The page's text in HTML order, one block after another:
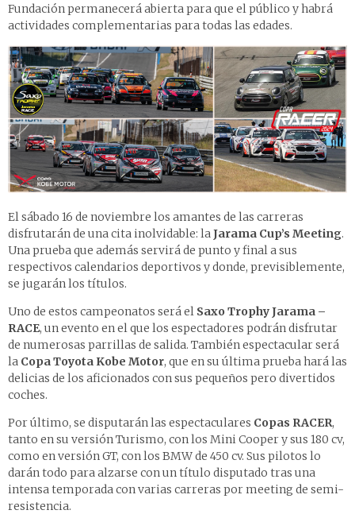
Fundación permanecerá abierta para que el público y habrá
actividades complementarias para todas las edades.
El sábado 16 de noviembre los amantes de las carreras
disfrutarán de una cita inolvidable: la Jarama Cup’s Meeting.
Una prueba que además servirá de punto y final a sus
respectivos calendarios deportivos y donde, previsiblemente,
se jugarán los títulos.
Uno de estos campeonatos será el Saxo Trophy Jarama –
RACE, un evento en el que los espectadores podrán disfrutar
de numerosas parrillas de salida. También espectacular será
la Copa Toyota Kobe Motor, que en su última prueba hará las
delicias de los aficionados con sus pequeños pero divertidos
coches.
Por último, se disputarán las espectaculares Copas RACER,
tanto en su versión Turismo, con los Mini Cooper y sus 180 cv,
como en versión GT, con los BMW de 450 cv. Sus pilotos lo
darán todo para alzarse con un título disputado tras una
intensa temporada con varias carreras por meeting de semi-
resistencia.